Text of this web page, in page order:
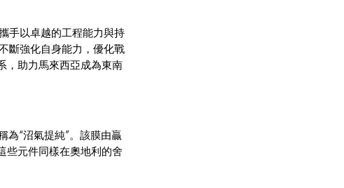
手以卓越的工程能力與持
斷強化自身能力，優化戰
，助力馬來西亞成為東南
為“沼氣提純”。該膜由贏
些元件同樣在奧地利的舍